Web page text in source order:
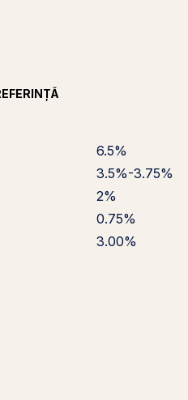
6.5%
3.5%-3.75%
2%
0.75%
3.00%